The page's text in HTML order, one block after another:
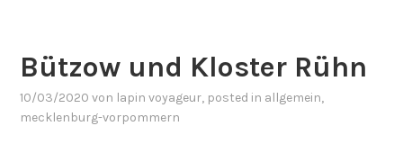
Bützow und Kloster Rühn
10/03/2020 von lapin voyageur, posted in allgemein,
mecklenburg-vorpommern